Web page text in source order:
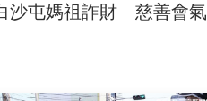
沙屯媽祖詐財 慈善會氣